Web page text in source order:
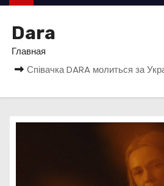
и
Dara
Главная
Співачка DARA молиться за